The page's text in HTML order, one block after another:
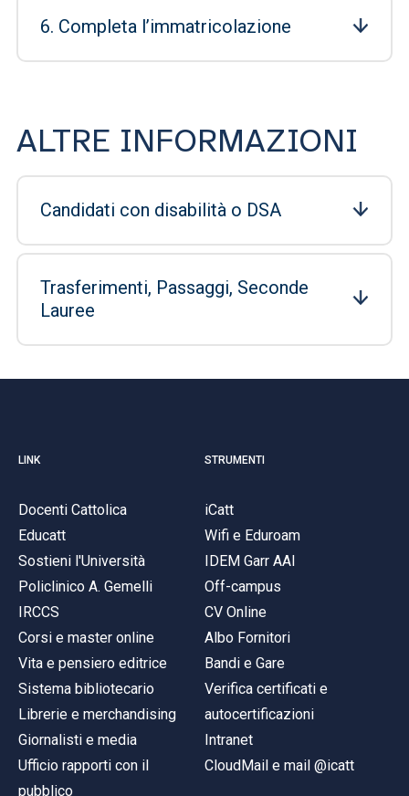
6. Completa l’immatricolazione
ALTRE INFORMAZIONI
Candidati con disabilità o DSA
Trasferimenti, Passaggi, Seconde
Lauree
LINK
Docenti Cattolica
Educatt
Sostieni l'Università
Policlinico A. Gemelli
IRCCS
Corsi e master online
Vita e pensiero editrice
Sistema bibliotecario
Librerie e merchandising
Giornalisti e media
Ufficio rapporti con il
pubblico
STRUMENTI
iCatt
Wifi e Eduroam
IDEM Garr AAI
Off-campus
CV Online
Albo Fornitori
Bandi e Gare
Verifica certificati e
autocertificazioni
Intranet
CloudMail e mail @icatt